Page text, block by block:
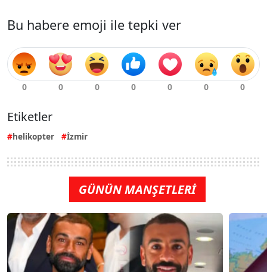
Bu habere emoji ile tepki ver
Etiketler
helikopter İzmir
GÜNÜN MANŞETLERİ